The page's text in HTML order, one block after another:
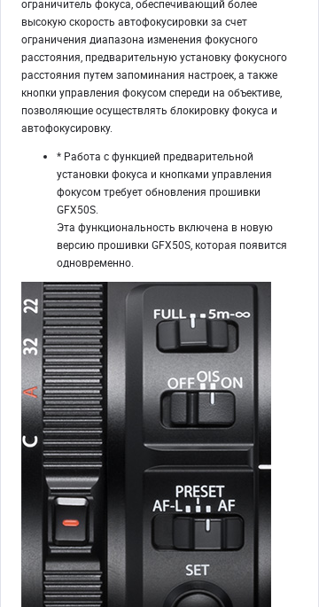
ограничитель фокуса, обеспечивающий более
высокую скорость автофокусировки за счет
ограничения диапазона изменения фокусного
расстояния, предварительную установку фокусного
расстояния путем запоминания настроек, а также
кнопки управления фокусом спереди на объективе,
позволяющие осуществлять блокировку фокуса и
автофокусировку.
* Работа с функцией предварительной
установки фокуса и кнопками управления
фокусом требует обновления прошивки
GFX50S.
Эта функциональность включена в новую
версию прошивки GFX50S, которая появится
одновременно.